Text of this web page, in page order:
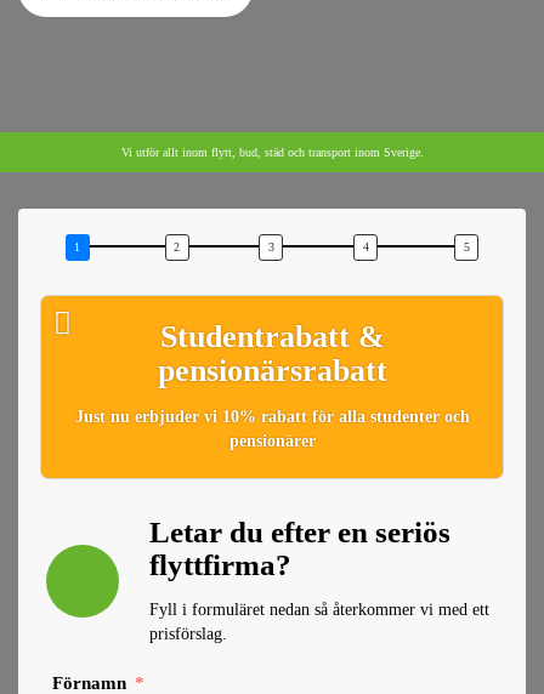
Vi utför allt inom flytt, bud, städ och transport inom Sverige.
Studentrabatt &
pensionärsrabatt
Just nu erbjuder vi 10% rabatt för alla studenter och
pensionärer
Letar du efter en seriös
flyttfirma?
Fyll i formuläret nedan så återkommer vi med ett
prisförslag.
Förnamn